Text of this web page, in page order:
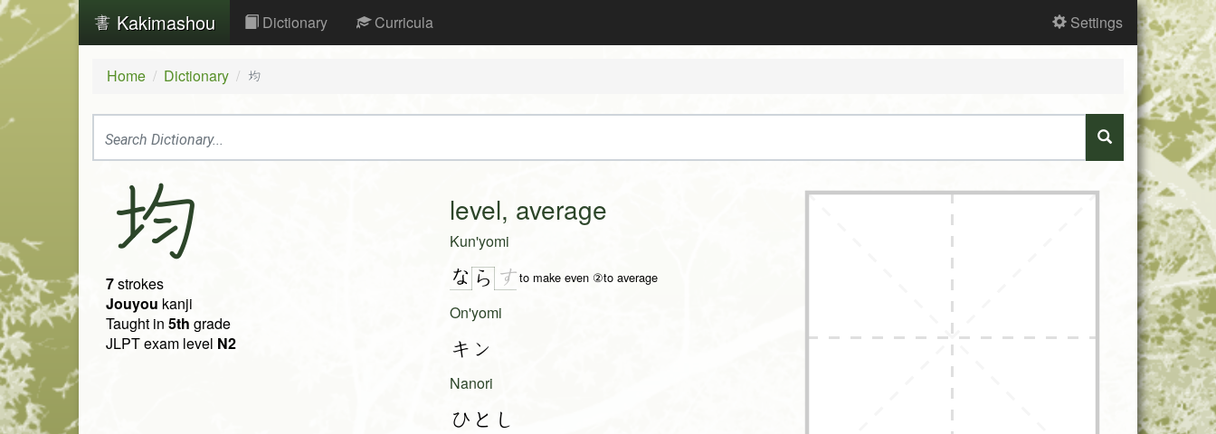
Kakimashou Dictionary Curricula Settings
Home Dictionary 均
均
7strokes
Jouyou kanji
Taught in 5th grade
JLPT exam level N2
level, average
Kun'yomi
な ら すto make even ②to average
On'yomi
キン
Nanori
ひとし